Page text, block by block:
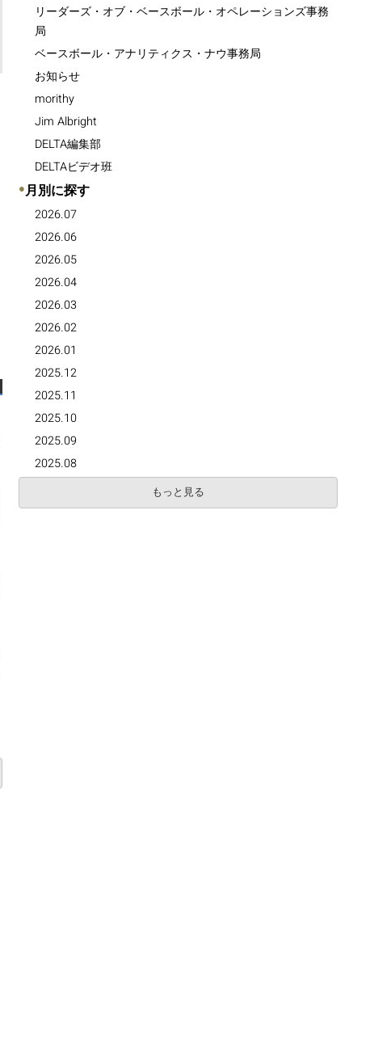
リーダーズ・オブ・ベースボール・オペレーションズ事務
局
ベースボール・アナリティクス・ナウ事務局
お知らせ
morithy
Jim Albright
DELTA編集部
DELTAビデオ班
●月別に探す
2026.07
2026.06
2026.05
2026.04
2026.03
2026.02
2026.01
2025.12
2025.11
2025.10
2025.09
2025.08
もっと見る